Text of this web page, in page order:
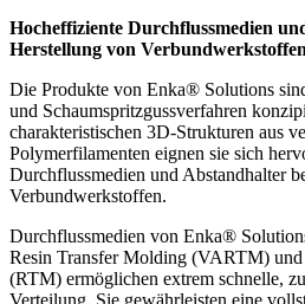
Hocheffiziente Durchflussmedien
Herstellung von
Die Produkte von Enka® Solutions
und Schaumspritzgussverfahren
charakteristischen 3D-Strukturen aus
Polymerfilamenten eignen sie sich
Durchflussmedien und Abstandhalter
Verbundwerkstoffen.
Durchflussmedien von Enka®
Resin Transfer Molding (VARTM)
(RTM) ermöglichen extrem schnelle,
Verteilung. Sie gewährleisten eine